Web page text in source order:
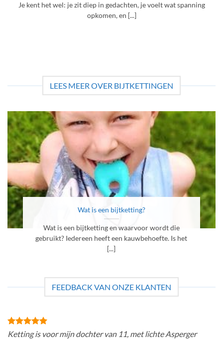
Je kent het wel: je zit diep in gedachten, je voelt wat spanning
opkomen, en [...]
LEES MEER OVER BIJTKETTINGEN
Wat is een bijtketting?
Wat is een bijtketting en waarvoor wordt die
gebruikt? Iedereen heeft een kauwbehoefte. Is het
[...]
FEEDBACK VAN ONZE KLANTEN
Ketting is voor mijn dochter van 11, met lichte Asperger